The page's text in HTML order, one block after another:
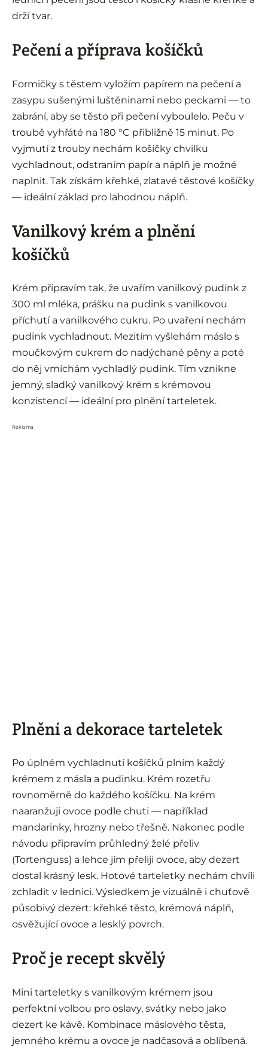
drží tvar.
Pečení a příprava košíčků
Formičky s těstem vyložím papírem na pečení a
zasypu sušenými luštěninami nebo peckami — to
zabrání, aby se těsto při pečení vyboulelo. Peču v
troubě vyhřáté na 180 °C přibližně 15 minut. Po
vyjmutí z trouby nechám košíčky chvilku
vychladnout, odstraním papír a náplň je možné
naplnit. Tak získám křehké, zlatavé těstové košíčky
— ideální základ pro lahodnou náplň.
Vanilkový krém a plnění
košíčků
Krém připravím tak, že uvařím vanilkový pudink z
300 ml mléka, prášku na pudink s vanilkovou
příchutí a vanilkového cukru. Po uvaření nechám
pudink vychladnout. Mezitím vyšlehám máslo s
moučkovým cukrem do nadýchané pěny a poté
do něj vmíchám vychladlý pudink. Tím vznikne
jemný, sladký vanilkový krém s krémovou
konzistencí — ideální pro plnění tarteletek.
Reklama
Plnění a dekorace tarteletek
Po úplném vychladnutí košíčků plním každý
krémem z másla a pudinku. Krém rozetřu
rovnoměrně do každého košíčku. Na krém
naaranžuji ovoce podle chuti — například
mandarinky, hrozny nebo třešně. Nakonec podle
návodu připravím průhledný želé přeliv
(Tortenguss) a lehce jím přeliji ovoce, aby dezert
dostal krásný lesk. Hotové tarteletky nechám chvíli
zchladit v lednici. Výsledkem je vizuálně i chuťově
působivý dezert: křehké těsto, krémová náplň,
osvěžující ovoce a lesklý povrch.
Proč je recept skvělý
Mini tarteletky s vanilkovým krémem jsou
perfektní volbou pro oslavy, svátky nebo jako
dezert ke kávě. Kombinace máslového těsta,
jemného krému a ovoce je nadčasová a oblíbená.